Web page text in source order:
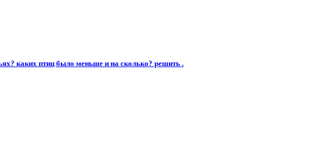
каких птиц было меньше и на сколько? решить .